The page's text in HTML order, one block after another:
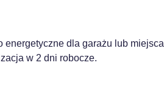
energetyczne dla garażu lub miejsca
w 2 dni robocze.